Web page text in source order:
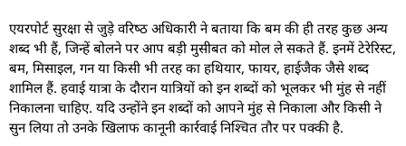
एयरपोर्ट सुरक्षा से जुड़े वरिष्‍ठ अधिकारी ने बताया कि बम की ही तरह कुछ अन्‍य
शब्‍द भी हैं, जिन्‍हें बोलने पर आप बड़ी मुसीबत को मोल ले सकते हैं. इनमें टेरेरिस्‍ट,
बम, मिसाइल, गन या किसी भी तरह का हथियार, फायर, हाईजैक जैसे शब्‍द
शामिल हैं. हवाई यात्रा के दौरान यात्रियों को इन शब्‍दों को भूलकर भी मुंह से नहीं
निकालना चाहिए. यदि उन्‍होंने इन शब्‍दों को आपने मुंह से निकाला और किसी ने
सुन लिया तो उनके खिलाफ कानूनी कार्रवाई निश्चित तौर पर पक्‍की है.